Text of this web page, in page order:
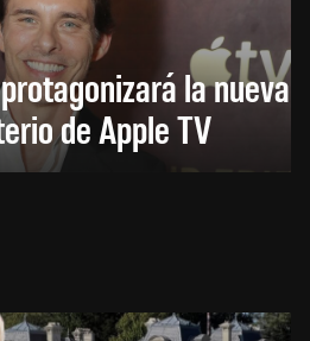
la nueva
de Apple TV